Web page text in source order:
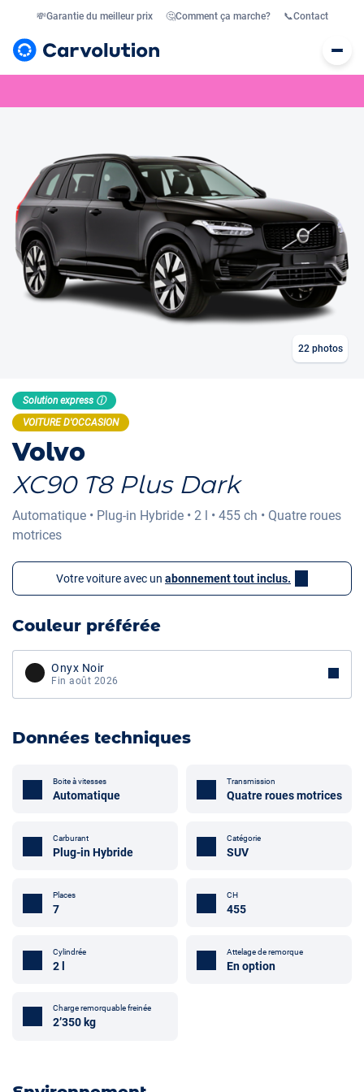
💸Garantie du meilleur prix 🤔Comment ça marche? 📞Contact
22photos
Solution express ⓘ
VOITURE D'OCCASION
Volvo
XC90 T8 Plus Dark
Automatique • Plug-in Hybride • 2 l • 455 ch • Quatre roues
motrices
Votre voiture avec un abonnement tout inclus.
Couleur préférée
Onyx Noir
Fin août 2026
Données techniques
Boite à vitesses
Automatique
Transmission
Quatre roues motrices
Carburant
Plug-in Hybride
Catégorie
SUV
Places
7
CH
455
Cylindrée
2 l
Attelage de remorque
En option
Charge remorquable freinée
2’350 kg